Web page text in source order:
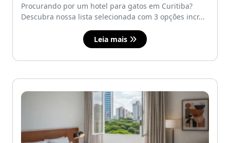
Procurando por um hotel para gatos em Curitiba?
Descubra nossa lista selecionada com 3 opções incr...
Leia mais